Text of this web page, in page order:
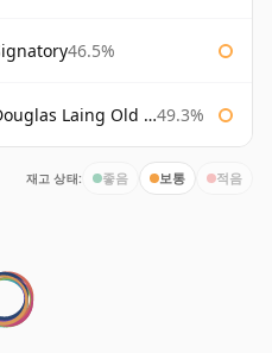
46.5%
Laing Old Malt Cask 49.3%
재고 상태: 좋음 보통 적음